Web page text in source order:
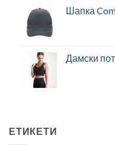
Шапка
Дамски
ЕТИКЕТИ